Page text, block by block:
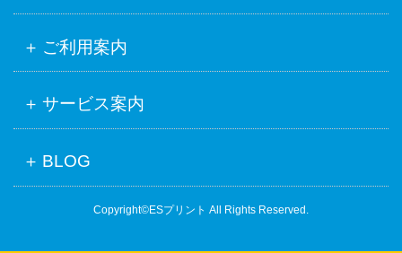
ご利用案内
サービス案内
BLOG
Copyright©ESプリント All Rights Reserved.